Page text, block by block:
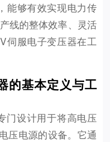
能够有效实现电力传
线的整体效率、灵活
伺服电子变压器在工
的基本定义与工
门设计用于将高电压
压电源的设备。它通